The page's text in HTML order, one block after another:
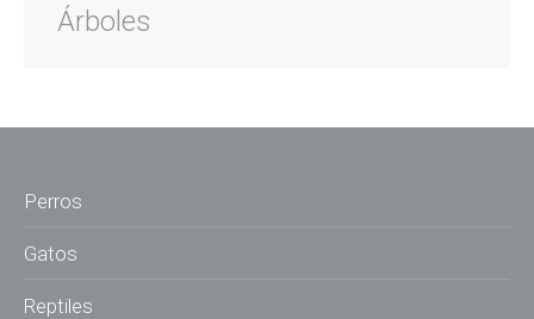
Árboles
Perros
Gatos
Reptiles